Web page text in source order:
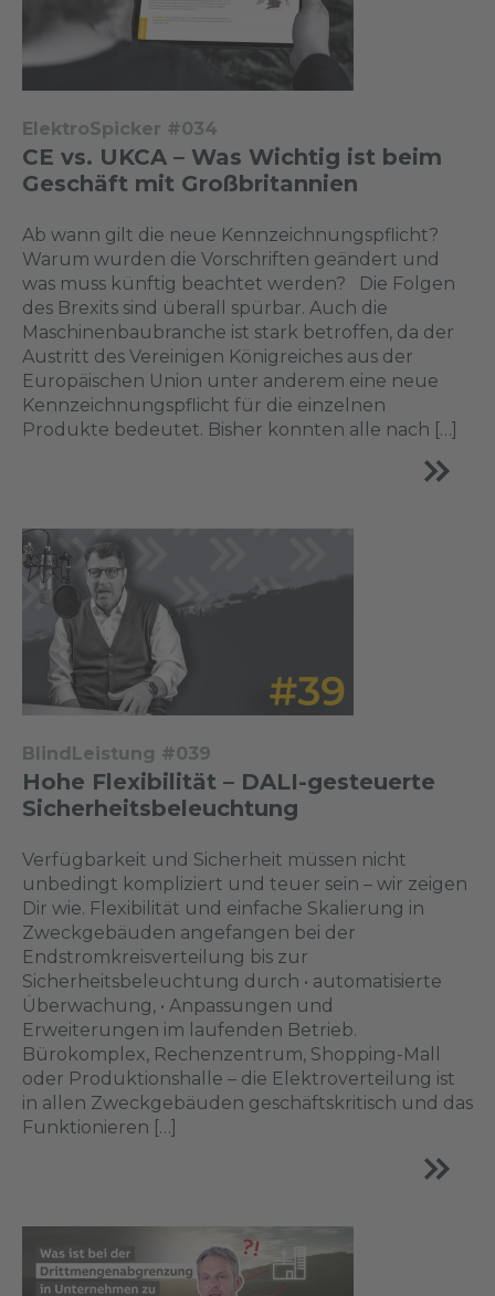
ElektroSpicker #034
CE vs. UKCA – Was Wichtig ist beim
Geschäft mit Großbritannien
Ab wann gilt die neue Kennzeichnungspflicht?
Warum wurden die Vorschriften geändert und
was muss künftig beachtet werden? Die Folgen
des Brexits sind überall spürbar. Auch die
Maschinenbaubranche ist stark betroffen, da der
Austritt des Vereinigen Königreiches aus der
Europäischen Union unter anderem eine neue
Kennzeichnungspflicht für die einzelnen
Produkte bedeutet. Bisher konnten alle nach […]
BlindLeistung #039
Hohe Flexibilität – DALI-gesteuerte
Sicherheitsbeleuchtung
Verfügbarkeit und Sicherheit müssen nicht
unbedingt kompliziert und teuer sein – wir zeigen
Dir wie. Flexibilität und einfache Skalierung in
Zweckgebäuden angefangen bei der
Endstromkreisverteilung bis zur
Sicherheitsbeleuchtung durch • automatisierte
Überwachung, • Anpassungen und
Erweiterungen im laufenden Betrieb.
Bürokomplex, Rechenzentrum, Shopping-Mall
oder Produktionshalle – die Elektroverteilung ist
in allen Zweckgebäuden geschäftskritisch und das
Funktionieren […]